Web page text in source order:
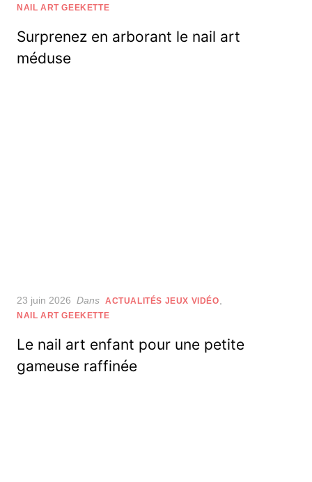
on
NAIL ART GEEKETTE
Surprenez en arborant le nail art
méduse
Posted
on
23 juin 2026 Dans ACTUALITÉS JEUX VIDÉO,
NAIL ART GEEKETTE
Le nail art enfant pour une petite
gameuse raffinée